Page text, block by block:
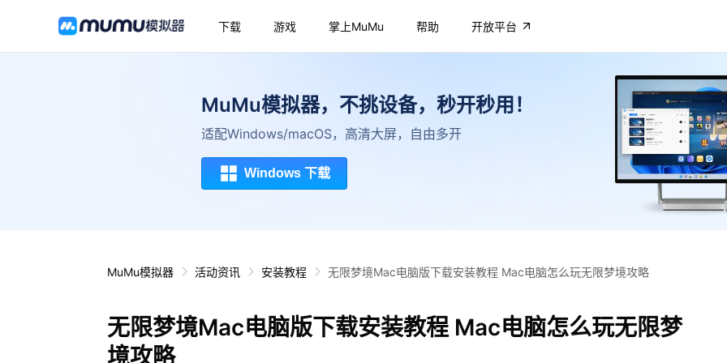
下载 游戏 掌上MuMu 帮助 开放平台
MuMu模拟器，不挑设备，秒开秒用！
适配Windows/macOS，高清大屏，自由多开
Windows 下载
MuMu模拟器 活动资讯 安装教程 无限梦境Mac电脑版下载安装教程 Mac电脑怎么玩无限梦境攻略
无限梦境Mac电脑版下载安装教程 Mac电脑怎么玩无限梦
境攻略